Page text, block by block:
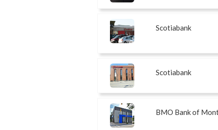
Scotiabank
Scotiabank
BMO Bank of